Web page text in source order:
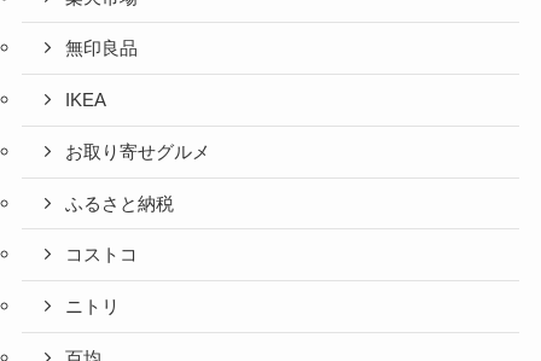
無印良品
IKEA
お取り寄せグルメ
ふるさと納税
コストコ
ニトリ